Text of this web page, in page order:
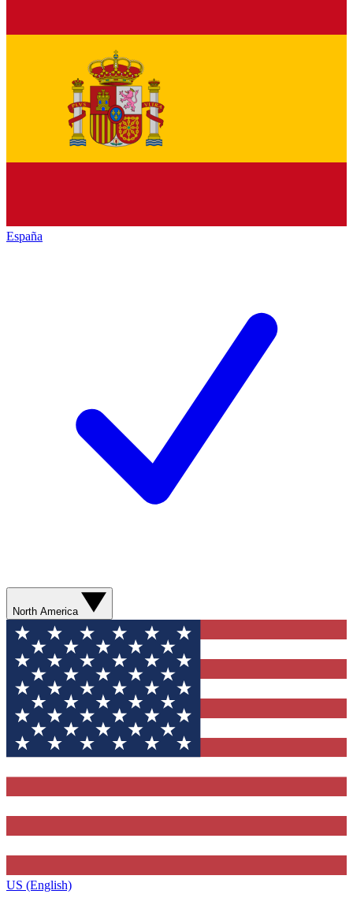
España
North America
US (English)